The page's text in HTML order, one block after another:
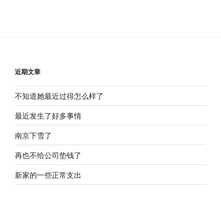
近期文章
不知道她最近过得怎么样了
最近发生了好多事情
南京下雪了
再也不给公司垫钱了
新家的一些正常支出